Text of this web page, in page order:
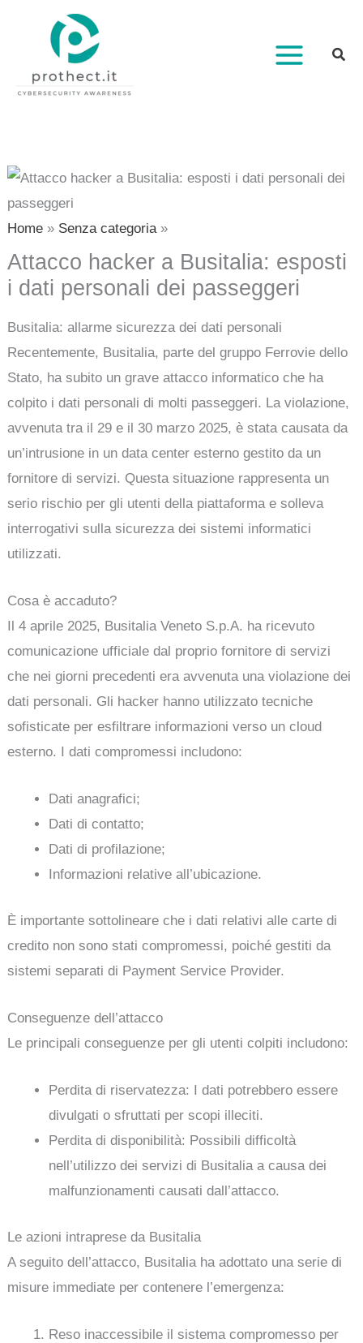
contenuto
Home Senza categoria
Attacco hacker a Busitalia: esposti
i dati personali dei passeggeri
Busitalia: allarme sicurezza dei dati personali
Recentemente, Busitalia, parte del gruppo Ferrovie dello
Stato, ha subito un grave attacco informatico che ha
colpito i dati personali di molti passeggeri. La violazione,
avvenuta tra il 29 e il 30 marzo 2025, è stata causata da
un’intrusione in un data center esterno gestito da un
fornitore di servizi. Questa situazione rappresenta un
serio rischio per gli utenti della piattaforma e solleva
interrogativi sulla sicurezza dei sistemi informatici
utilizzati.
Cosa è accaduto?
Il 4 aprile 2025, Busitalia Veneto S.p.A. ha ricevuto
comunicazione ufficiale dal proprio fornitore di servizi
che nei giorni precedenti era avvenuta una violazione dei
dati personali. Gli hacker hanno utilizzato tecniche
sofisticate per esfiltrare informazioni verso un cloud
esterno. I dati compromessi includono:
Dati anagrafici;
Dati di contatto;
Dati di profilazione;
Informazioni relative all’ubicazione.
È importante sottolineare che i dati relativi alle carte di
credito non sono stati compromessi, poiché gestiti da
sistemi separati di Payment Service Provider.
Conseguenze dell’attacco
Le principali conseguenze per gli utenti colpiti includono:
Perdita di riservatezza: I dati potrebbero essere
divulgati o sfruttati per scopi illeciti.
Perdita di disponibilità: Possibili difficoltà
nell’utilizzo dei servizi di Busitalia a causa dei
malfunzionamenti causati dall’attacco.
Le azioni intraprese da Busitalia
A seguito dell’attacco, Busitalia ha adottato una serie di
misure immediate per contenere l’emergenza:
Reso inaccessibile il sistema compromesso per